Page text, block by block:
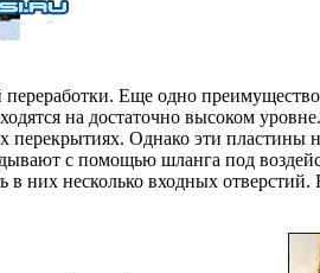
Еще одно
на достаточно высоком
Однако эти пластины
с помощью шланга под
них несколько входных